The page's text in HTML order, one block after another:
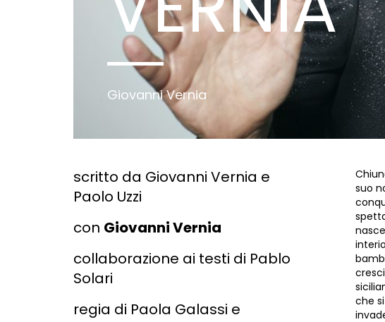
Giovanni Vernia
scritto da Giovanni Vernia e
Paolo Uzzi
con Giovanni Vernia
collaborazione ai testi di Pablo
Solari
regia di Paola Galassi e
suo
che